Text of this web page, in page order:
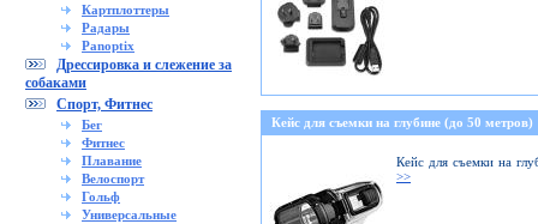
Картплоттеры
Радары
Panoptix
Дрессировка и слежение за
собаками
Спорт, Фитнес
Бег
Фитнес
Плавание
Велоспорт
Гольф
Универсальные
Кейс для съемки на глубине (до 50 метров)
Кейс для съемки на
>>